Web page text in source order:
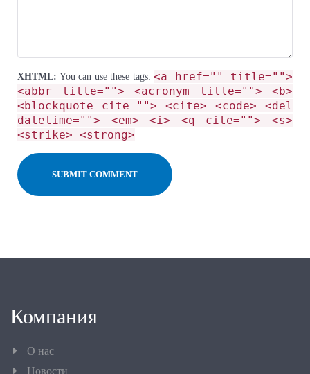
XHTML: You can use these tags: <a href="" title="">
<abbr title=""> <acronym title=""> <b>
<blockquote cite=""> <cite> <code> <del
datetime=""> <em> <i> <q cite=""> <s>
<strike> <strong>
Компания
О нас
Новости